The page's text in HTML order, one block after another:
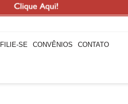
FILIE-SE CONVÊNIOS CONTATO